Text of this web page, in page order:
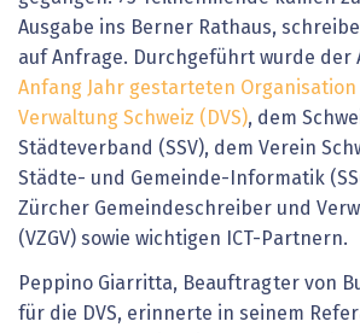
Ausgabe ins Berner Rathaus,
auf Anfrage. Durchgeführt wurde der
Anfang Jahr gestarteten Organisation
Verwaltung Schweiz (DVS), dem
Städteverband (SSV), dem Verein
Städte- und Gemeinde-Informatik
Zürcher Gemeindeschreiber und
(VZGV) sowie wichtigen ICT-Partnern.
Peppino Giarritta, Beauftragter von
für die DVS, erinnerte in seinem